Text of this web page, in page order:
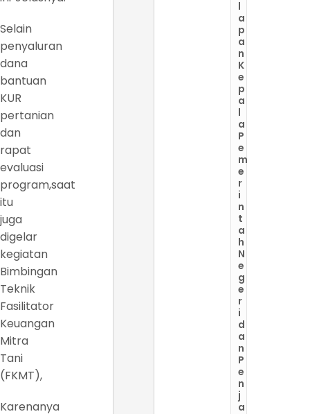
Selain
penyaluran
dana
bantuan
KUR
pertanian
dan
rapat
evaluasi
program,saat
itu
juga
digelar
kegiatan
Bimbingan
Teknik
Fasilitator
Keuangan
Mitra
Tani
(FKMT),
Karenanya
l
a
p
a
n
K
e
p
a
l
a
P
e
m
e
r
i
n
t
a
h
N
e
g
e
r
i
d
a
n
P
e
n
j
a